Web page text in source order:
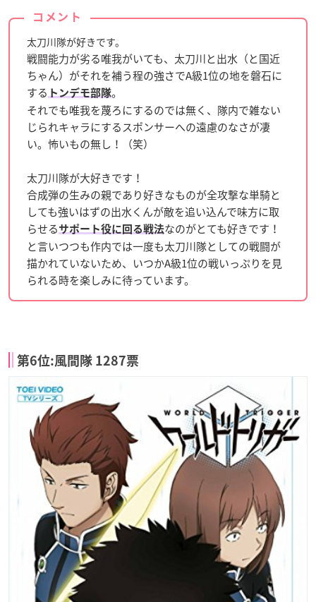
コメント
太刀川隊が好きです。
戦闘能力が劣る唯我がいても、太刀川と出水（と国近
ちゃん）がそれを補う程の強さでA級1位の地を磐石に
する トンデモ部隊。
それでも唯我を蔑ろにするのでは無く、隊内で雑ない
じられキャラにするスポンサーへの遠慮のなさが凄
い。怖いもの無し！（笑）
太刀川隊が大好きです！
合成弾の生みの親であり好きなものが全攻撃な単騎と
しても強いはずの出水くんが敵を追い込んで味方に取
らせる サポート役に回る戦法なのがとても好きです！
と言いつつも作内では一度も太刀川隊としての戦闘が
描かれていないため、いつかA級1位の戦いっぷりを見
られる時を楽しみに待っています。
第6位:風間隊 1287票